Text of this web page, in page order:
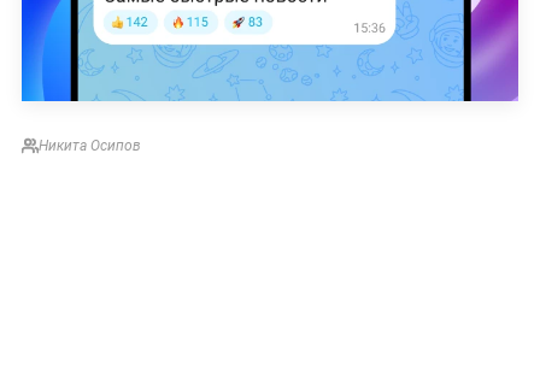
Никита Осипов